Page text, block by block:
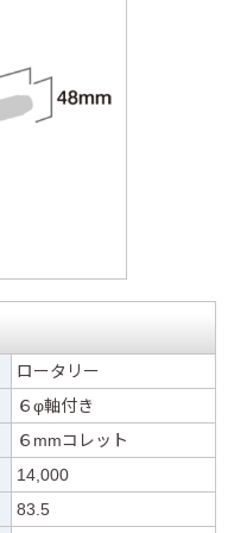
ロータリー
６φ軸付き
６mmコレット
14,000
83.5